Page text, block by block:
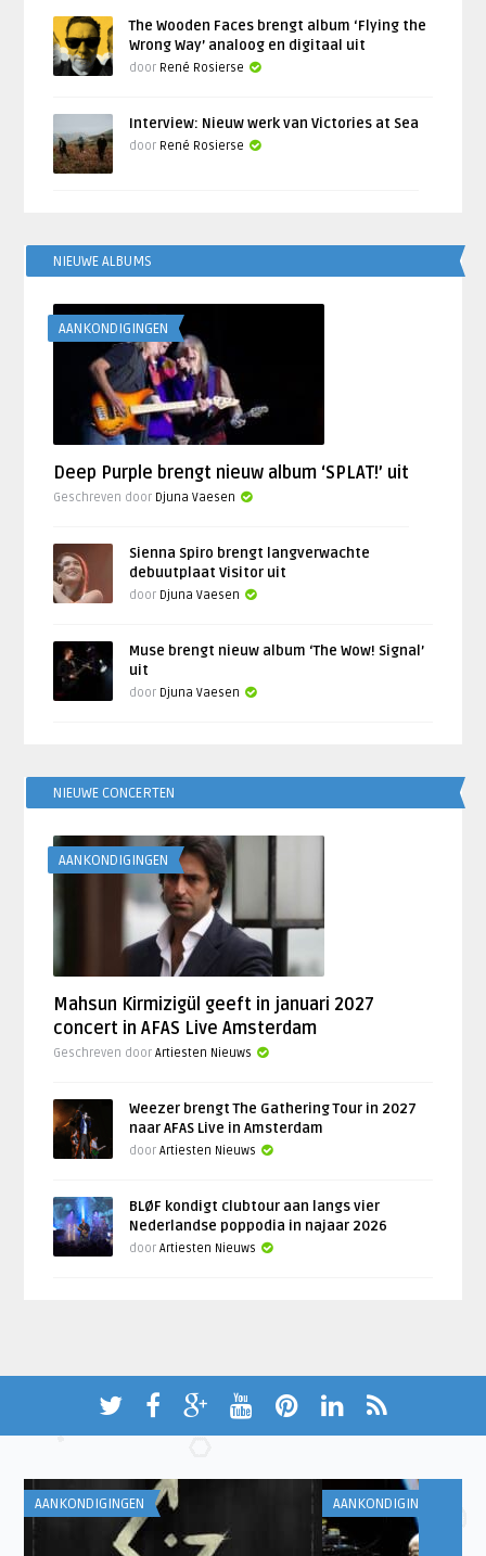
The Wooden Faces brengt album ‘Flying the
Wrong Way’ analoog en digitaal uit
door René Rosierse
Interview: Nieuw werk van Victories at Sea
door René Rosierse
NIEUWE ALBUMS
AANKONDIGINGEN
Deep Purple brengt nieuw album ‘SPLAT!’ uit
Geschreven door Djuna Vaesen
Sienna Spiro brengt langverwachte
debuutplaat Visitor uit
door Djuna Vaesen
Muse brengt nieuw album ‘The Wow! Signal’
uit
door Djuna Vaesen
NIEUWE CONCERTEN
AANKONDIGINGEN
Mahsun Kirmizigül geeft in januari 2027
concert in AFAS Live Amsterdam
Geschreven doorArtiesten Nieuws
Weezer brengt The Gathering Tour in 2027
naar AFAS Live in Amsterdam
doorArtiesten Nieuws
BLØF kondigt clubtour aan langs vier
Nederlandse poppodia in najaar 2026
doorArtiesten Nieuws
AANKONDIGINGEN AANKONDIGINGEN